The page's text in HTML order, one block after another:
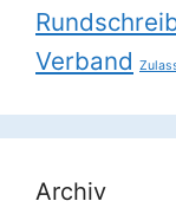
Verband
Archiv